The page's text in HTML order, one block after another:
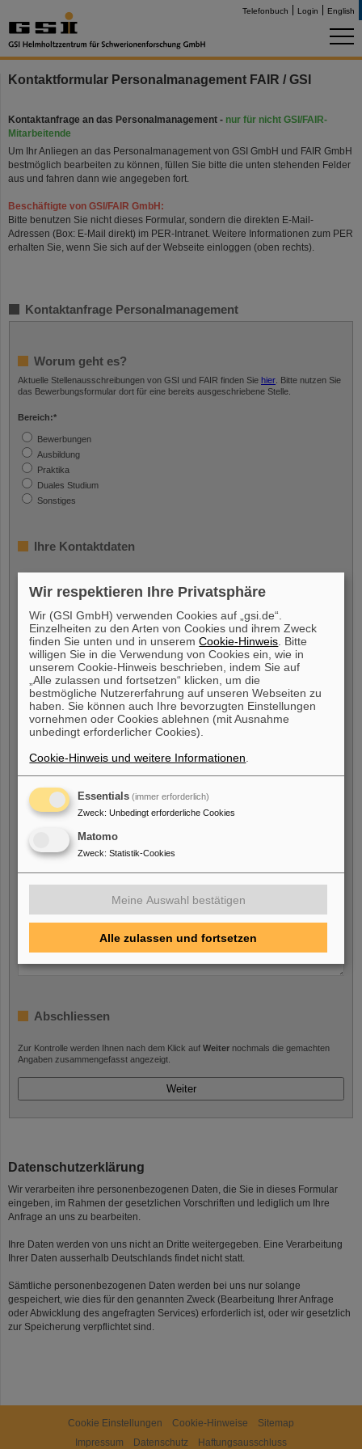
Telefonbuch Login English
Kontaktformular Personalmanagement FAIR / GSI
Kontaktanfrage an das Personalmanagement - nur für nicht GSI/FAIR-
Mitarbeitende
Um Ihr Anliegen an das Personalmanagement von GSI GmbH und FAIR GmbH
bestmöglich bearbeiten zu können, füllen Sie bitte die unten stehenden Felder
aus und fahren dann wie angegeben fort.
Beschäftigte von GSI/FAIR GmbH:
Bitte benutzen Sie nicht dieses Formular, sondern die direkten E-Mail-
Adressen (Box: E-Mail direkt) im PER-Intranet. Weitere Informationen zum PER
erhalten Sie, wenn Sie sich auf der Webseite einloggen (oben rechts).
Kontaktanfrage Personalmanagement
Worum geht es?
Aktuelle Stellenausschreibungen von GSI und FAIR finden Sie hier . Bitte nutzen Sie
das Bewerbungsformular dort für eine bereits ausgeschriebene Stelle.
Bereich:*
Bewerbungen
Ausbildung
Praktika
Duales Studium
Sonstiges
Ihre Kontaktdaten
Nachname:*
E-Mail:*
Details zu Ihrem Anliegen
Ihre Nachricht:*
Abschliessen
Zur Kontrolle werden Ihnen nach dem Klick auf Weiter nochmals die gemachten
Angaben zusammengefasst angezeigt.
Datenschutzerklärung
Wir verarbeiten ihre personenbezogenen Daten, die Sie in dieses Formular
eingeben, im Rahmen der gesetzlichen Vorschriften und lediglich um Ihre
Anfrage an uns zu bearbeiten.
Ihre Daten werden von uns nicht an Dritte weitergegeben. Eine Verarbeitung
Ihrer Daten ausserhalb Deutschlands findet nicht statt.
Sämtliche personenbezogenen Daten werden bei uns nur solange
gespeichert, wie dies für den genannten Zweck (Bearbeitung Ihrer Anfrage
oder Abwicklung des angefragten Services) erforderlich ist, oder wir gesetzlich
zur Speicherung verpflichtet sind.
Cookie Einstellungen Cookie-Hinweise
Sitemap
Impressum
Datenschutz Haftungsausschluss
Wir respektieren Ihre Privatsphäre
Wir (GSI GmbH) verwenden Cookies auf „gsi.de“.
Einzelheiten zu den Arten von Cookies und ihrem Zweck
finden Sie unten und in unseremCookie-Hinweis . Bitte
willigen Sie in die Verwendung von Cookies ein, wie in
unserem Cookie-Hinweis beschrieben, indem Sie auf
„Alle zulassen und fortsetzen“ klicken, um die
bestmögliche Nutzererfahrung auf unseren Webseiten zu
haben. Sie können auch Ihre bevorzugten Einstellungen
vornehmen oder Cookies ablehnen (mit Ausnahme
unbedingt erforderlicher Cookies).
Cookie-Hinweis und weitere Informationen
Essentials (immer erforderlich)
Zweck: Unbedingt erforderliche Cookies
Matomo
Zweck: Statistik-Cookies
Meine Auswahl bestätigen
Alle zulassen und fortsetzen